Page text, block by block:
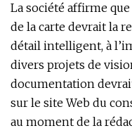
La société affirme
de la carte devrait la
détail intelligent, à
divers projets de
documentation
sur le site Web du
au moment de la